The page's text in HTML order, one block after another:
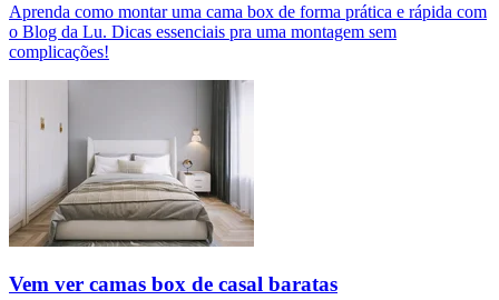
Aprenda como montar uma cama box de forma prática e rápida com
o Blog da Lu. Dicas essenciais pra uma montagem sem
complicações!
Vem ver camas box de casal baratas